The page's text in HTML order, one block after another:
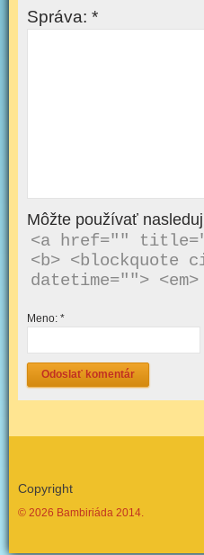
Správa: *
Môžte používať
<a href=""
<b> <blockquote
Meno: *
Copyright
© 2026 Bambiriáda 2014.